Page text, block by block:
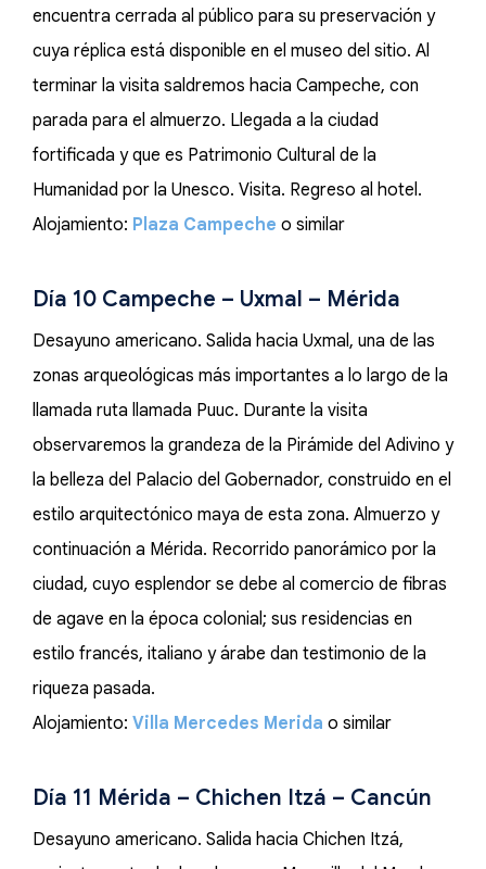
encuentra cerrada al público para su preservación y
cuya réplica está disponible en el museo del sitio. Al
terminar la visita saldremos hacia Campeche, con
parada para el almuerzo. Llegada a la ciudad
fortificada y que es Patrimonio Cultural de la
Humanidad por la Unesco. Visita. Regreso al hotel.
Alojamiento: Plaza Campeche o similar
Día 10 Campeche – Uxmal – Mérida
Desayuno americano. Salida hacia Uxmal, una de las
zonas arqueológicas más importantes a lo largo de la
llamada ruta llamada Puuc. Durante la visita
observaremos la grandeza de la Pirámide del Adivino y
la belleza del Palacio del Gobernador, construido en el
estilo arquitectónico maya de esta zona. Almuerzo y
continuación a Mérida. Recorrido panorámico por la
ciudad, cuyo esplendor se debe al comercio de fibras
de agave en la época colonial; sus residencias en
estilo francés, italiano y árabe dan testimonio de la
riqueza pasada.
Alojamiento: Villa Mercedes Merida o similar
Día 11 Mérida – Chichen Itzá – Cancún
Desayuno americano. Salida hacia Chichen Itzá,